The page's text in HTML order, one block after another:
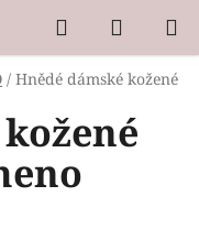
Hledat
KOŠÍK
/ Hnědé dámské kožené